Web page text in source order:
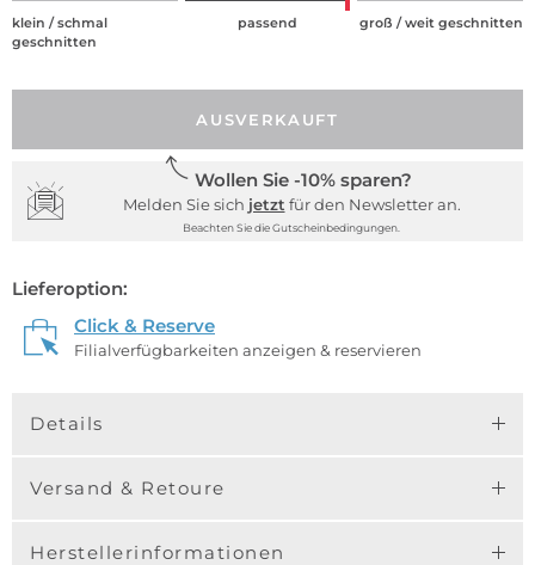
klein / schmal
geschnitten
passend groß / weit geschnitten
AUSVERKAUFT
Wollen Sie -10% sparen?
Melden Sie sich jetzt für den Newsletter an.
Beachten Sie die Gutscheinbedingungen.
Lieferoption:
Click & Reserve
Filialverfügbarkeiten anzeigen & reservieren
Details
Versand & Retoure
Herstellerinformationen